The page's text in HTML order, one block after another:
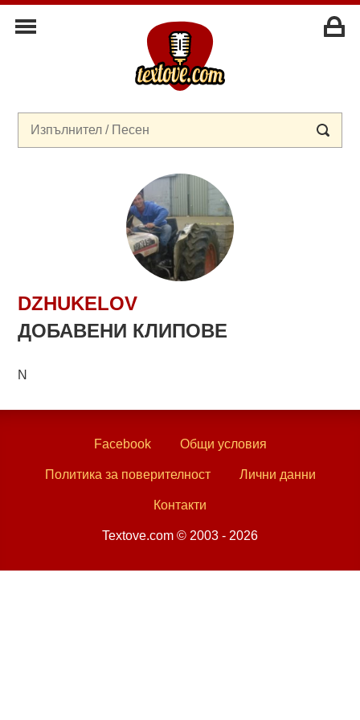
DZHUKELOV
ДОБАВЕНИ КЛИПОВЕ
N
Facebook Общи условия
Политика за поверителност Лични данни
Контакти
Textove.com © 2003 - 2026